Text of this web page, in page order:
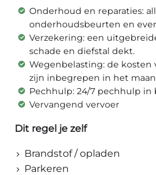
Onderhoud en reparaties:
onderhoudsbeurten en
Verzekering: een
schade en diefstal dekt.
Wegenbelasting: de kosten
zijn inbegrepen in het
Pechhulp: 24/7 pechhulp
Vervangend vervoer
Dit regel je zelf
Brandstof / opladen
Parkeren